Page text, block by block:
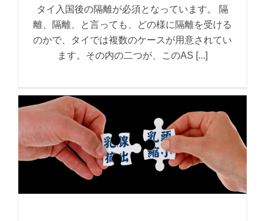
タイ入国後の隔離が必須となっています。 隔
離、隔離、と言っても、どの様に隔離を受ける
のかで、タイでは複数のケースが用意されてい
ます。その内の二つが、このAS [...]